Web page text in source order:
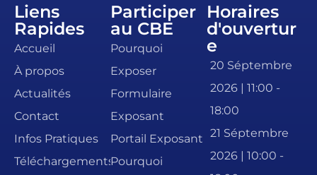
Liens
Rapides
Accueil
À propos
Actualités
Contact
Infos Pratiques
Téléchargements
Participer
au CBE
Pourquoi
Exposer
Formulaire
Exposant
Portail Exposant
Pourquoi
Horaires
d'ouvertur
e
20 Séptembre
2026 | 11:00 -
18:00
21 Séptembre
2026 | 10:00 -